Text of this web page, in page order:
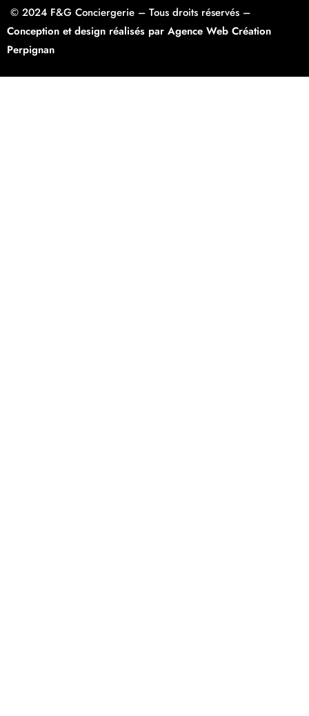
© 2024 F&G Conciergerie – Tous droits réservés –
Conception et design réalisés par Agence Web Création
Perpignan